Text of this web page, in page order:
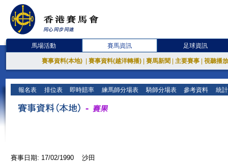
馬場活動 賽馬資訊 足球資訊
賽事資料(本地) 賽事資料(越洋轉播) 賽馬新聞 主要賽事 視聽播
報名表 排位表 即時賠率 練馬師分場表 騎師分場表 參考資料 統
賽事日期: 17/02/1990 沙田